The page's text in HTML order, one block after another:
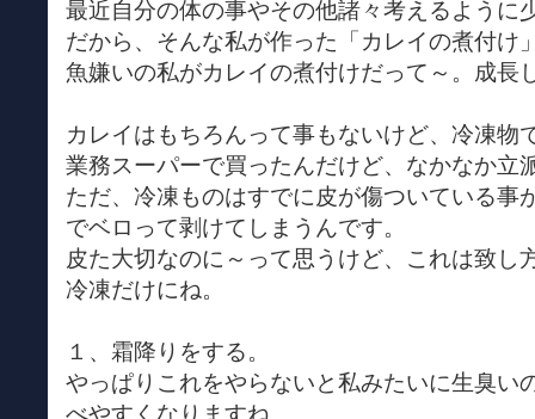
最近自分の体の事やその他諸々考えるように
だから、そんな私が作った「カレイの煮付け
魚嫌いの私がカレイの煮付けだって～。成長
カレイはもちろんって事もないけど、冷凍物
業務スーパーで買ったんだけど、なかなか立
ただ、冷凍ものはすでに皮が傷ついている事
でベロって剥けてしまうんです。
皮た大切なのに～って思うけど、これは致し
冷凍だけにね。
１、霜降りをする。
やっぱりこれをやらないと私みたいに生臭い
べやすくなりますね。